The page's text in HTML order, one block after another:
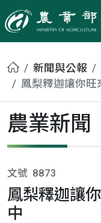
農業部
首頁新聞與公報
鳳梨釋迦讓你旺
農業新聞
文號 8873
鳳梨釋迦讓
中